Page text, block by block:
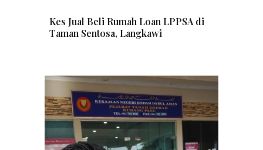
Kes Jual Beli Rumah Loan LPPSA di
Taman Sentosa, Langkawi